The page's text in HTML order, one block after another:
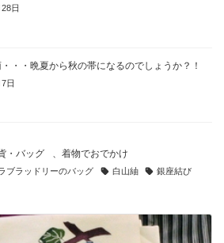
日
・・晩夏から秋の帯になるのでしょうか？！
日
・バッグ 着物でおでかけ
ブラッドリーのバッグ 白山紬 銀座結び